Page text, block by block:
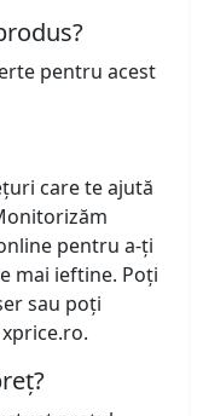
pentru acest
care te ajută
pentru a-ți
mai ieftine. Poți
sau poți